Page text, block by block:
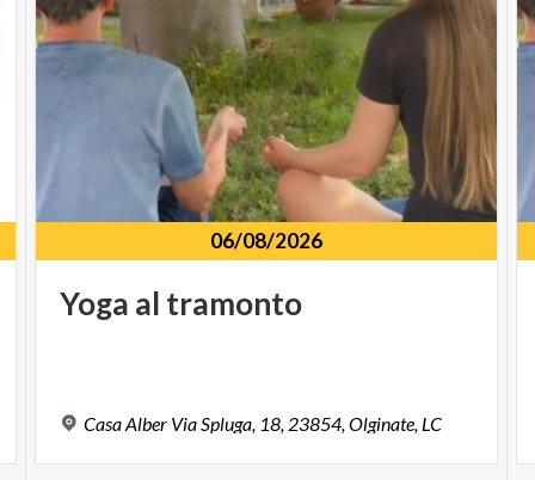
06/08/2026
Yoga al tramonto
CasaAlber ViaSpluga, 18, 23854,Olginate, LC